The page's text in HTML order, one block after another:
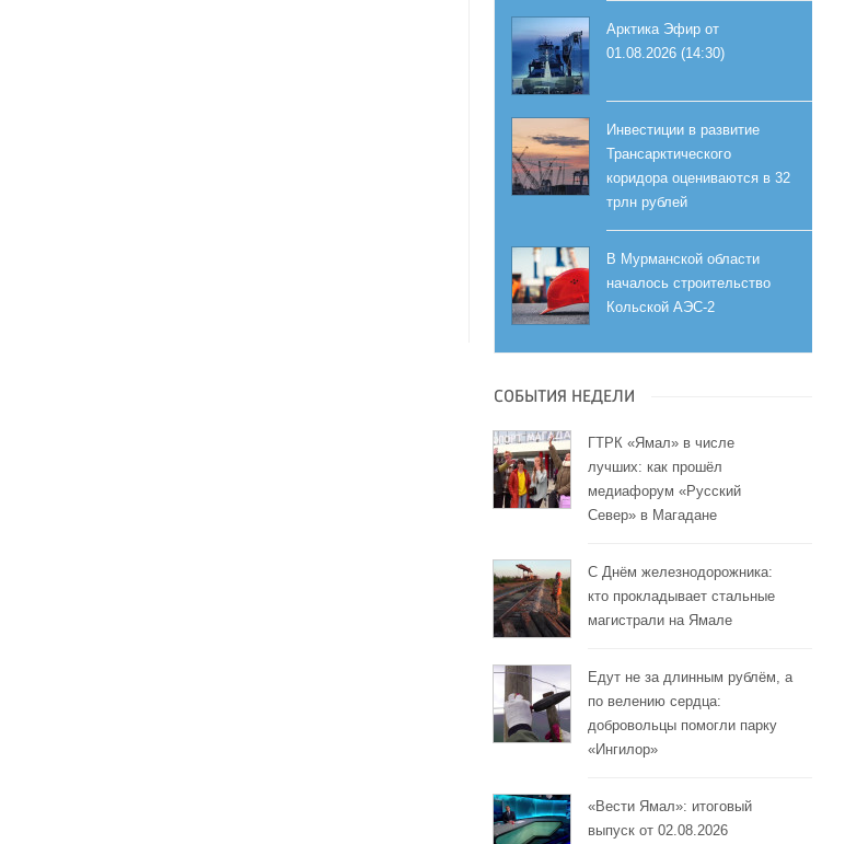
Арктика Эфир от
01.08.2026 (14:30)
Инвестиции в развитие
Трансарктического
коридора оцениваются в 32
трлн рублей
В Мурманской области
началось строительство
Кольской АЭС-2
СОБЫТИЯ НЕДЕЛИ
ГТРК «Ямал» в числе
лучших: как прошёл
медиафорум «Русский
Север» в Магадане
С Днём железнодорожника:
кто прокладывает стальные
магистрали на Ямале
Едут не за длинным рублём, а
по велению сердца:
добровольцы помогли парку
«Ингилор»
«Вести Ямал»: итоговый
выпуск от 02.08.2026